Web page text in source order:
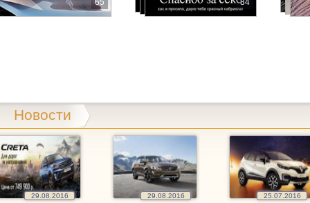
магазин автозапчастей Гражданская, 9
магазин автозапчастей
магазин автозапчастей Юго-Западный 2-й проезд, 3
автотехцентр Доваторцев, 38г
Новости
29.08.2016 29.08.2016 25.07.2016